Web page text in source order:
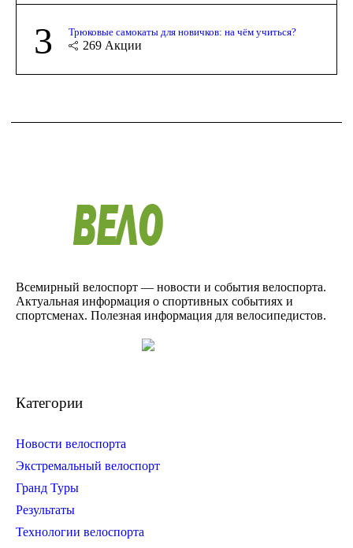
3 Трюковые самокаты для новичков: на чём учиться?
269 Акции
Всемирный велоспорт — новости и события велоспорта.
Актуальная информация о спортивных событиях и
спортсменах. Полезная информация для велосипедистов.
Категории
Новости велоспорта
Экстремальный велоспорт
Гранд Туры
Результаты
Технологии велоспорта